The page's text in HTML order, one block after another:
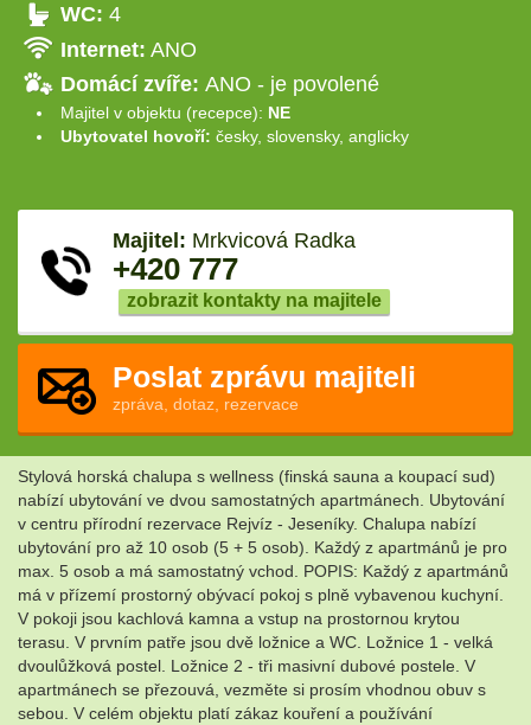
WC: 4
Internet: ANO
Domácí zvíře: ANO - je povolené
Majitel v objektu (recepce): NE
Ubytovatel hovoří: česky, slovensky, anglicky
Majitel: Mrkvicová Radka
+420 777
zobrazit kontakty na majitele
Poslat zprávu majiteli
zpráva, dotaz, rezervace
Stylová horská chalupa s wellness (finská sauna a koupací sud)
nabízí ubytování ve dvou samostatných apartmánech. Ubytování
v centru přírodní rezervace Rejvíz - Jeseníky. Chalupa nabízí
ubytování pro až 10 osob (5 + 5 osob). Každý z apartmánů je pro
max. 5 osob a má samostatný vchod. POPIS: Každý z apartmánů
má v přízemí prostorný obývací pokoj s plně vybavenou kuchyní.
V pokoji jsou kachlová kamna a vstup na prostornou krytou
terasu. V prvním patře jsou dvě ložnice a WC. Ložnice 1 - velká
dvoulůžková postel. Ložnice 2 - tři masivní dubové postele. V
apartmánech se přezouvá, vezměte si prosím vhodnou obuv s
sebou. V celém objektu platí zákaz kouření a používání